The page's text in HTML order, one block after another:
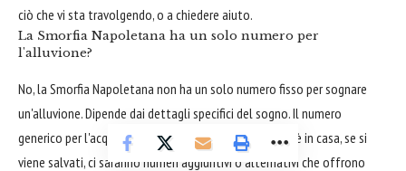
ciò che vi sta travolgendo, o a chiedere aiuto.
La Smorfia Napoletana ha un solo numero per
l'alluvione?
No, la Smorfia Napoletana non ha un solo numero fisso per sognare
un'alluvione. Dipende dai dettagli specifici del sogno. Il numero
generico per l'acqua è 10, ma se l'acqua è sporca, se si è in casa, se si
viene salvati, ci saranno numeri aggiuntivi o alternativi che offrono